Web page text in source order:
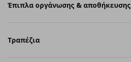
Έπιπλα οργάνωσης & αποθήκευσης
Τραπέζια